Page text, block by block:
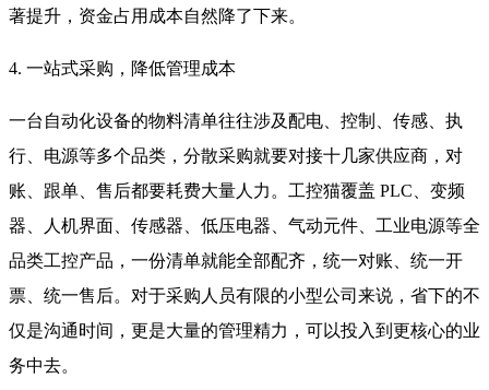
著提升，资金占用成本自然降了下来。
4. 一站式采购，降低管理成本
一台自动化设备的物料清单往往涉及配电、控制、传感、执
行、电源等多个品类，分散采购就要对接十几家供应商，对
账、跟单、售后都要耗费大量人力。工控猫覆盖 PLC、变频
器、人机界面、传感器、低压电器、气动元件、工业电源等全
品类工控产品，一份清单就能全部配齐，统一对账、统一开
票、统一售后。对于采购人员有限的小型公司来说，省下的不
仅是沟通时间，更是大量的管理精力，可以投入到更核心的业
务中去。